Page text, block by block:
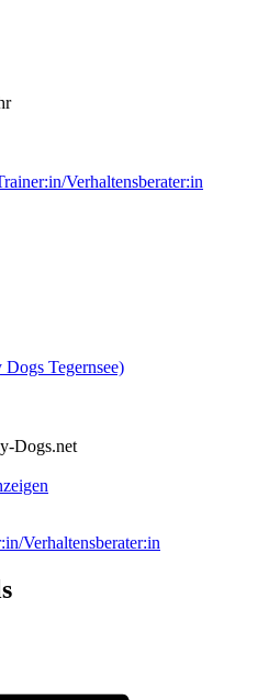
Verhaltensberater:in
Tegernsee)
Dogs.net
Verhaltensberater:in